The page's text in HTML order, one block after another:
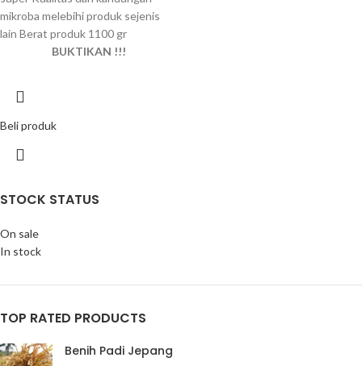
STOCK STATUS
On sale
In stock
TOP RATED PRODUCTS
Benih Padi Jepang
mikroba melebihi produk sejenis
lain Berat produk 1100 gr
BUKTIKAN !!!
Beli produk